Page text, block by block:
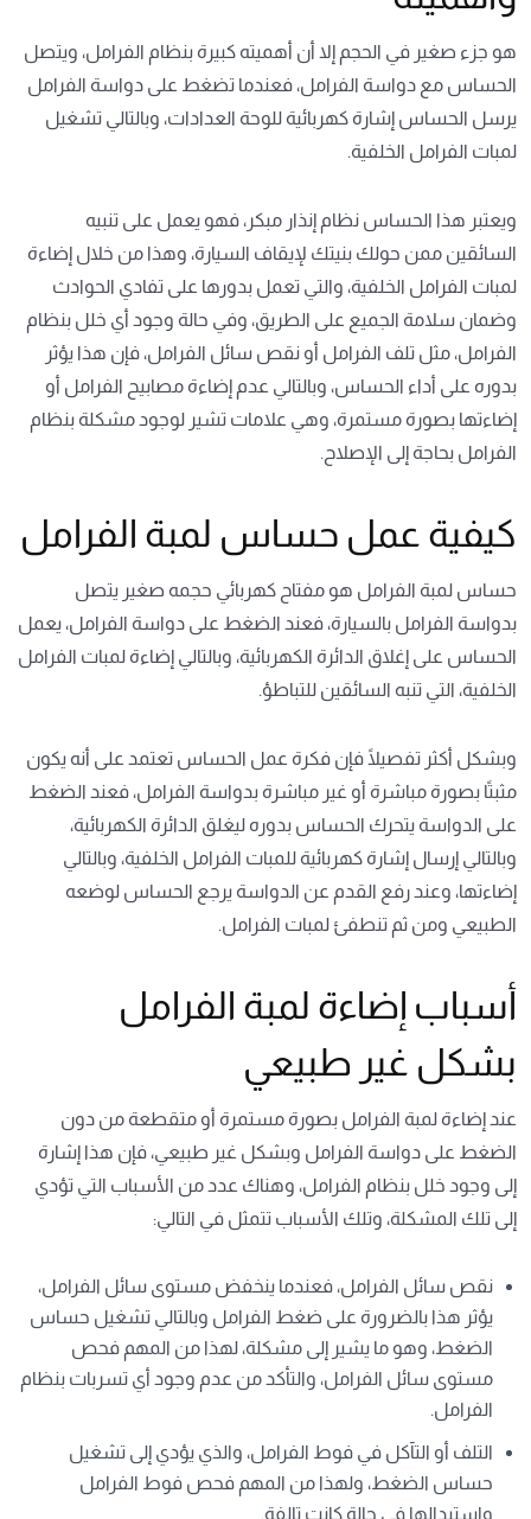
هو جزء صغير في الحجم إلا أن أهميته كبيرة بنظام الفرامل، ويتصل
الحساس مع دواسة الفرامل، فعندما تضغط على دواسة الفرامل
يرسل الحساس إشارة كهربائية للوحة العدادات، وبالتالي تشغيل
لمبات الفرامل الخلفية.
ويعتبر هذا الحساس نظام إنذار مبكر، فهو يعمل على تنبيه
السائقين ممن حولك بنيتك لإيقاف السيارة، وهذا من خلال إضاءة
لمبات الفرامل الخلفية، والتي تعمل بدورها على تفادي الحوادث
وضمان سلامة الجميع على الطريق، وفي حالة وجود أي خلل بنظام
الفرامل، مثل تلف الفرامل أو نقص سائل الفرامل، فإن هذا يؤثر
بدوره على أداء الحساس، وبالتالي عدم إضاءة مصابيح الفرامل أو
إضاءتها بصورة مستمرة، وهي علامات تشير لوجود مشكلة بنظام
الفرامل بحاجة إلى الإصلاح.
كيفية عمل حساس لمبة الفرامل
حساس لمبة الفرامل هو مفتاح كهربائي حجمه صغير يتصل
بدواسة الفرامل بالسيارة، فعند الضغط على دواسة الفرامل، يعمل
الحساس على إغلاق الدائرة الكهربائية، وبالتالي إضاءة لمبات الفرامل
الخلفية، التي تنبه السائقين للتباطؤ.
وبشكل أكثر تفصيلًا فإن فكرة عمل الحساس تعتمد على أنه يكون
مثبتًا بصورة مباشرة أو غير مباشرة بدواسة الفرامل، فعند الضغط
على الدواسة يتحرك الحساس بدوره ليغلق الدائرة الكهربائية،
وبالتالي إرسال إشارة كهربائية للمبات الفرامل الخلفية، وبالتالي
إضاءتها، وعند رفع القدم عن الدواسة يرجع الحساس لوضعه
الطبيعي ومن ثم تنطفئ لمبات الفرامل.
أسباب إضاءة لمبة الفرامل
بشكل غير طبيعي
عند إضاءة لمبة الفرامل بصورة مستمرة أو متقطعة من دون
الضغط على دواسة الفرامل وبشكل غير طبيعي، فإن هذا إشارة
إلى وجود خلل بنظام الفرامل، وهناك عدد من الأسباب التي تؤدي
إلى تلك المشكلة، وتلك الأسباب تتمثل في التالي:
نقص سائل الفرامل، فعندما ينخفض مستوى سائل الفرامل،
يؤثر هذا بالضرورة على ضغط الفرامل وبالتالي تشغيل حساس
الضغط، وهو ما يشير إلى مشكلة، لهذا من المهم فحص
مستوى سائل الفرامل، والتأكد من عدم وجود أي تسربات بنظام
الفرامل.
التلف أو التآكل في فوط الفرامل، والذي يؤدي إلى تشغيل
حساس الضغط، ولهذا من المهم فحص فوط الفرامل
واستبدالها في حالة كانت تالفة.